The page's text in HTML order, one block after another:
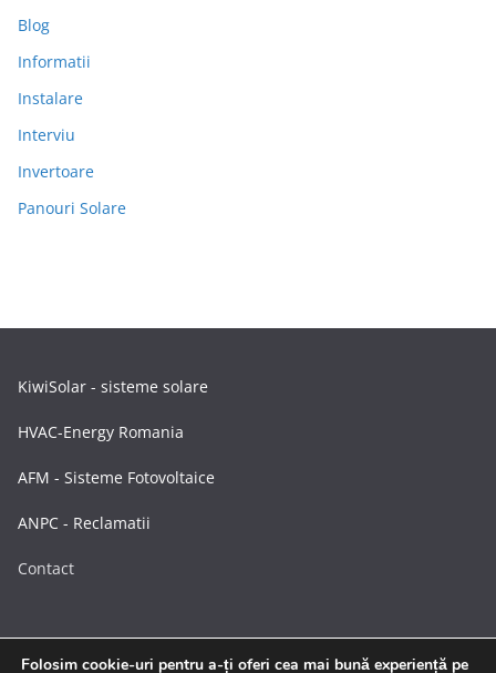
Blog
Informatii
Instalare
Interviu
Invertoare
Panouri Solare
KiwiSolar - sisteme solare
HVAC-Energy Romania
AFM - Sisteme Fotovoltaice
ANPC - Reclamatii
Contact
Folosim cookie-uri pentru a-ți oferi cea mai bună experiență pe